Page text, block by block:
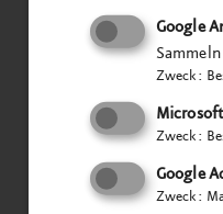
Google
Zweck:
Zweck:
Google
Zweck: